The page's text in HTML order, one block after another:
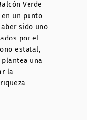
Verde
en un punto
sido uno
por el
estatal,
plantea una
la